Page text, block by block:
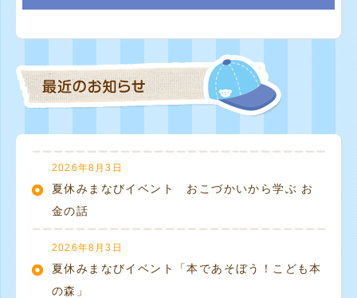
2026年8月3日
夏休みまなびイベント おこづかいから学ぶ お
金の話
2026年8月3日
夏休みまなびイベント「本であそぼう！こども本
の森」